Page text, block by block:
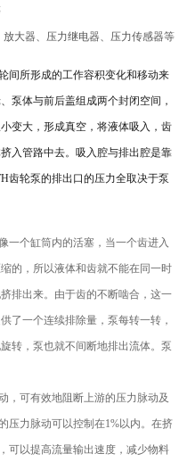
放大器、压力继电器、压力传感器等
间所形成的工作容积变化和移动来
泵体与前后盖组成两个封闭空间，
变大，形成真空，将液体吸入，齿
入管路中去。吸入腔与排出腔是靠
齿轮泵的排出口的压力全取决于泵
一个缸筒内的活塞，当一个齿进入
的，所以液体和齿就不能在同一时
排出来。由于齿的不断啮合，这一
了一个连续排除量，泵每转一转，
转，泵也就不间断地排出流体。泵
，可有效地阻断上游的压力脉动及
压力脉动可以控制在1%以内。在挤
可以提高流量输出速度，减少物料